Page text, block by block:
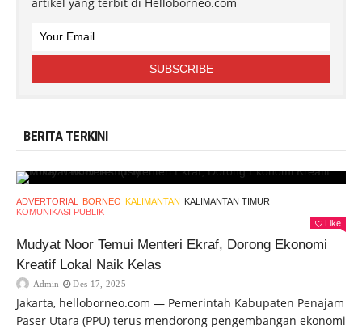
BERITA TERKINI
ADVERTORIAL BORNEO KALIMANTAN KALIMANTAN TIMUR
KOMUNIKASI PUBLIK
Like
Mudyat Noor Temui Menteri Ekraf, Dorong Ekonomi
Kreatif Lokal Naik Kelas
Admin Des 17, 2025
Jakarta, helloborneo.com — Pemerintah Kabupaten Penajam
Paser Utara (PPU) terus mendorong pengembangan ekonomi